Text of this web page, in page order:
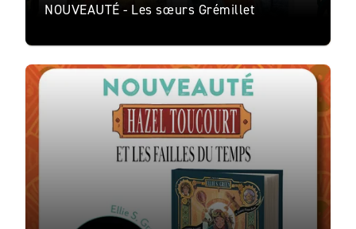
NOUVEAUTÉ - Les sœurs Grémillet